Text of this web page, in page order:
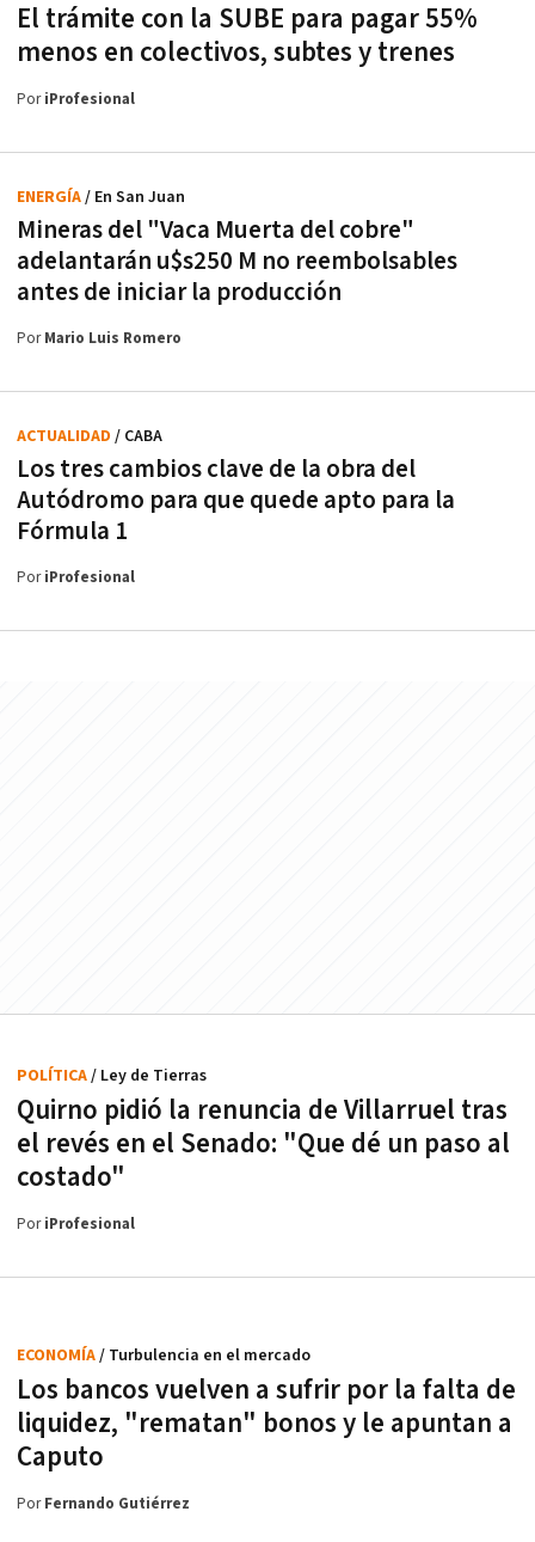
El trámite con la SUBE para pagar 55%
menos en colectivos, subtes y trenes
PoriProfesional
Mineras del "Vaca Muerta del cobre"
adelantarán u$s250 M no reembolsables
antes de iniciar la producción
ENERGÍA/ En San Juan
PorMario Luis Romero
Los tres cambios clave de la obra del
Autódromo para que quede apto para la
Fórmula 1
ACTUALIDAD / CABA
PoriProfesional
Quirno pidió la renuncia de Villarruel tras
el revés en el Senado: "Que dé un paso al
costado"
POLÍTICA/ Ley de Tierras
PoriProfesional
Los bancos vuelven a sufrir por la falta de
liquidez, "rematan" bonos y le apuntan a
Caputo
ECONOMÍA/ Turbulencia en el mercado
PorFernando Gutiérrez